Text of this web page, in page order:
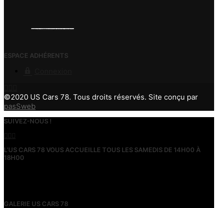
Powered byhttps://embedgooglemaps.com/es/&new york bus tours | hop on hop off bus
ESPACE ADHÉRENTS
©2020 US Cars 78. Tous droits réservés. Site conçu par
pasSweb
SUIVEZ-NOUS !
L’US CARS 78 VOUS ACCUEILLE TOUS LES SAMEDIS DE 14H00 À
18H00
GALERIE US CARS 78